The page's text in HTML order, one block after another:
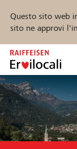
Questo sito web
sito ne approvi
Zum
Inhalt
springen